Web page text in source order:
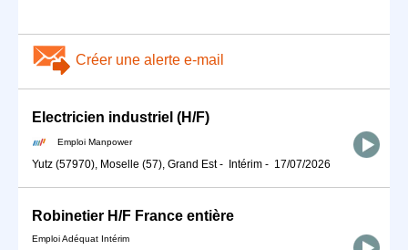
Créer une alerte e-mail
Electricien industriel (H/F)
Emploi Manpower
Yutz (57970), Moselle (57), Grand Est- Intérim - 17/07/2026
Robinetier H/F France entière
Emploi Adéquat Intérim